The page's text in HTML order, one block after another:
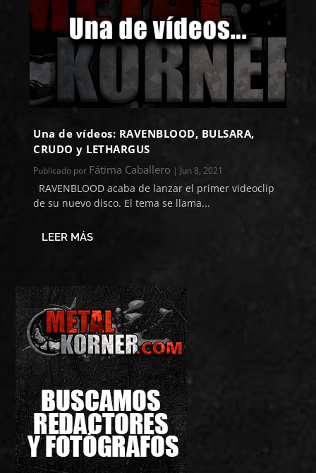
Una de vídeos: RAVENBLOOD, BULSARA,
CRUDO y LETHARGUS
Publicado por Fátima Caballero | Jun 8, 2021
RAVENBLOOD acaba de lanzar el primer videoclip
de su nuevo disco. El tema se llama...
LEER MÁS